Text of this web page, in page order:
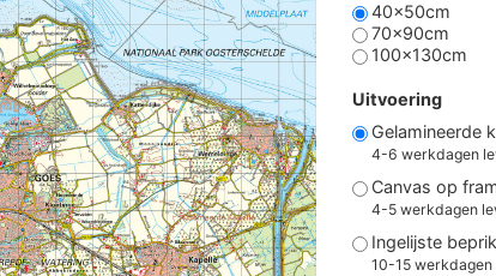
40x50cm
70x90cm
100x130cm
Uitvoering
Gelamineerde
4-6 werkdagen
Canvas op
4-5 werkdagen
Ingelijste
10-15